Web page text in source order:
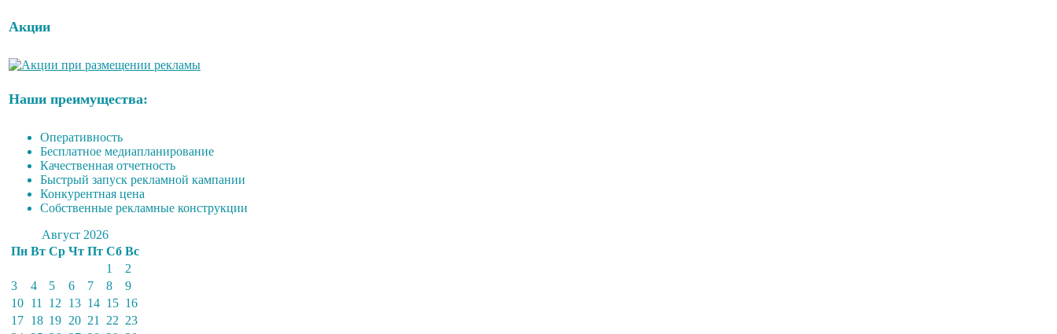
Акции
Наши преимущества:
Оперативность
Бесплатное медиапланирование
Качественная отчетность
Быстрый запуск рекламной кампании
Конкурентная цена
Собственные рекламные конструкции
Август 2026
Пн Вт Ср Чт Пт Сб Вс
1
2
3
4 5 6 7 8
9
10 11 12 13 14 15 16
17 18 19 20 21 22 23